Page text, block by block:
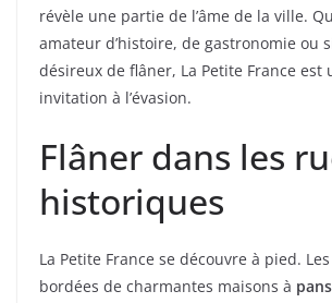
révèle une partie de l’âme de la ville.
amateur d’histoire, de gastronomie ou
désireux de flâner, La Petite France est
invitation à l’évasion.
Flâner dans les
historiques
La Petite France se découvre à pied.
bordées de charmantes maisons à